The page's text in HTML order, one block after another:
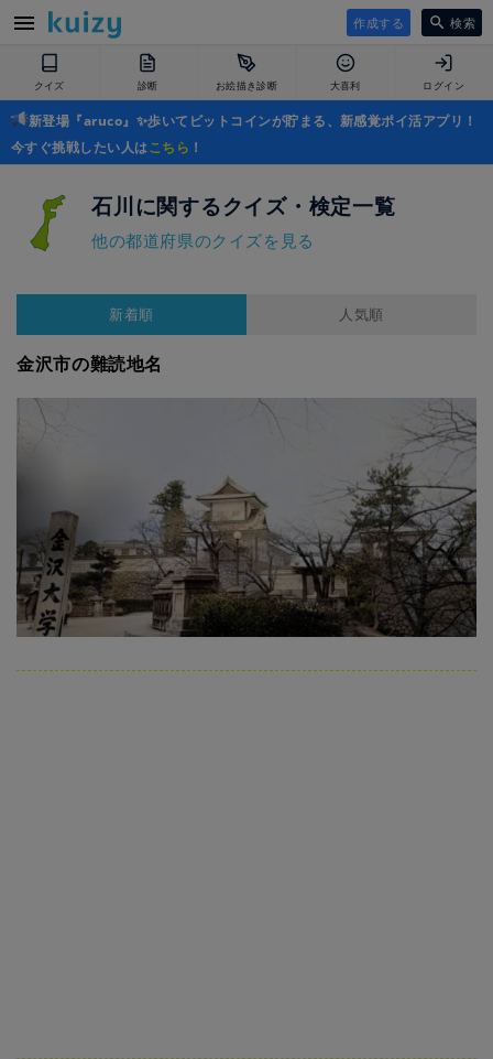
作成する 検索
クイズ 診断 お絵描き診断 大喜利 ログイン
新登場『aruco』✨歩いてビットコインが貯まる、新感覚ポイ活アプリ！
今すぐ挑戦したい人はこちら ！
石川に関するクイズ・検定一覧
他の都道府県のクイズを見る
新着順 人気順
金沢市の難読地名